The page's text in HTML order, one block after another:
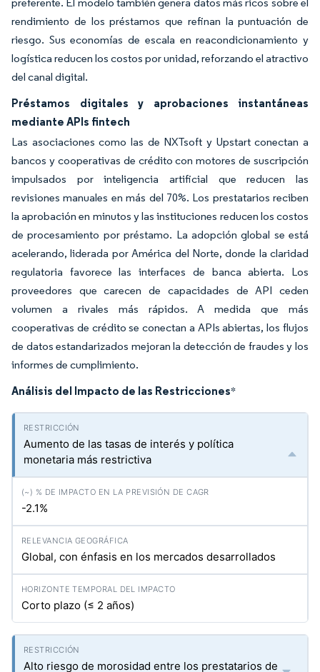
rendimiento de los préstamos que refinan la puntuación de
riesgo. Sus economías de escala en reacondicionamiento y
logística reducen los costos por unidad, reforzando el atractivo
del canal digital.
Préstamos digitales y aprobaciones instantáneas
mediante APIs fintech
Las asociaciones como las de NXTsoft y Upstart conectan a
bancos y cooperativas de crédito con motores de suscripción
impulsados por inteligencia artificial que reducen las
revisiones manuales en más del 70%. Los prestatarios reciben
la aprobación en minutos y las instituciones reducen los costos
de procesamiento por préstamo. La adopción global se está
acelerando, liderada por América del Norte, donde la claridad
regulatoria favorece las interfaces de banca abierta. Los
proveedores que carecen de capacidades de API ceden
volumen a rivales más rápidos. A medida que más
cooperativas de crédito se conectan a APIs abiertas, los flujos
de datos estandarizados mejoran la detección de fraudes y los
informes de cumplimiento.
Análisis del Impacto de las Restricciones*
Aumento de las tasas de interés y política
monetaria más restrictiva
-2.1%
Global, con énfasis en los mercados desarrollados
Corto plazo (≤ 2 años)
Alto riesgo de morosidad entre los prestatarios de